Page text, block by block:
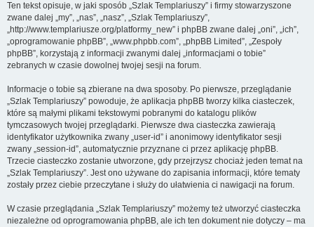
Ten tekst opisuje, w jaki sposób „Szlak Templariuszy” i firmy stowarzyszone
zwane dalej „my”, „nas”, „nasz”, „Szlak Templariuszy”,
„http://www.templariusze.org/platformy_new” i phpBB zwane dalej „oni”, „ich”,
„oprogramowanie phpBB”, „www.phpbb.com”, „phpBB Limited”, „Zespoły
phpBB”, korzystają z informacji zwanymi dalej „informacjami o tobie”
zebranych w czasie dowolnej twojej sesji na forum.
Informacje o tobie są zbierane na dwa sposoby. Po pierwsze, przeglądanie
„Szlak Templariuszy” powoduje, że aplikacja phpBB tworzy kilka ciasteczek,
które są małymi plikami tekstowymi pobranymi do katalogu plików
tymczasowych twojej przeglądarki. Pierwsze dwa ciasteczka zawierają
identyfikator użytkownika zwany „user-id” i anonimowy identyfikator sesji
zwany „session-id”, automatycznie przyznane ci przez aplikację phpBB.
Trzecie ciasteczko zostanie utworzone, gdy przejrzysz chociaż jeden temat na
„Szlak Templariuszy”. Jest ono używane do zapisania informacji, które tematy
zostały przez ciebie przeczytane i służy do ułatwienia ci nawigacji na forum.
W czasie przeglądania „Szlak Templariuszy” możemy też utworzyć ciasteczka
niezależne od oprogramowania phpBB, ale ich ten dokument nie dotyczy – ma